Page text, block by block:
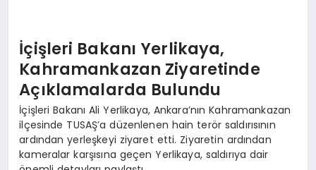
İçişleri Bakanı Yerlikaya,
Kahramankazan Ziyaretinde
Açıklamalarda Bulundu
İçişleri Bakanı Ali Yerlikaya, Ankara’nın Kahramankazan
ilçesinde TUSAŞ’a düzenlenen hain terör saldırısının
ardından yerleşkeyi ziyaret etti. Ziyaretin ardından
kameralar karşısına geçen Yerlikaya, saldırıya dair